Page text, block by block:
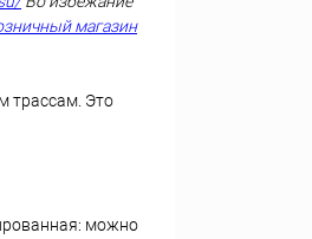
магазин
трассам. Это
можно